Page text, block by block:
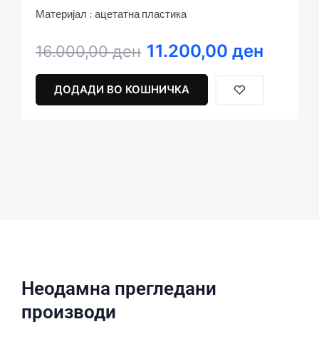
Материјал : ацетатна пластика
16.000,00ден
Original
was:
16.000,00 ден.
11.200,00 ден
Current
11.200,00 ден.
ДОДАДИ ВО КОШНИЧКА
Неодамна прегледани
производи